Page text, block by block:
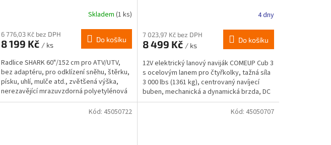
Skladem (1 ks)
6 776,03 Kč bez DPH
8 199 Kč / ks
Do košíku
Radlice SHARK 60"/152 cm pro ATV/UTV,
bez adaptéru, pro odklízení sněhu, štěrku,
písku, uhlí, mulče atd., zvětšená výška,
nerezavějící mrazuvzdorná polyetylénová
konstrukce,...
4 dny
7 023,97 Kč bez DPH
8 499 Kč / ks
Do košíku
12V elektrický lanový naviják COMEUP Cub 3
s ocelovým lanem pro čtyřkolky, tažná síla
3 000 lbs (1361 kg), centrovaný navíjecí
buben, mechanická a dynamická brzda, DC
motor 800...
Kód: 45050722 Kód: 45050707